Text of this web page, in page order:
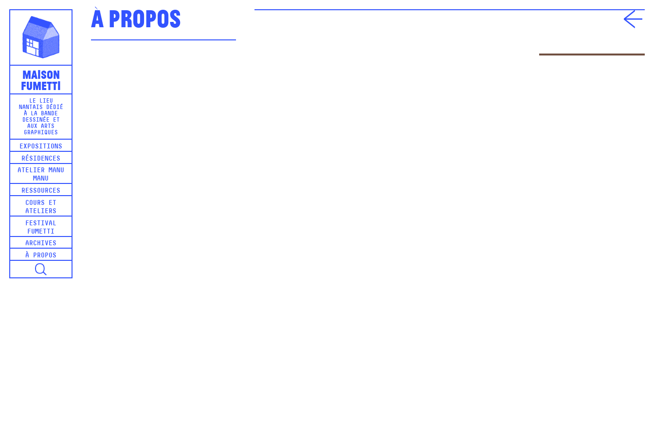
Maison
Fumetti
LE LIEU
NANTAIS DÉDIÉ
À LA BANDE
DESSINÉE ET
AUX ARTS
GRAPHIQUES
EXPOSITIONS
RÉSIDENCES
ATELIER MANU
MANU
RESSOURCES
COURS ET
ATELIERS
FESTIVAL
FUMETTI
ARCHIVES
À PROPOS
À propos